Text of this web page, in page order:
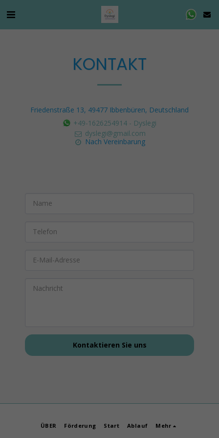
KONTAKT
Friedenstraße 13, 49477 Ibbenbüren, Deutschland
+49-1626254914- Dyslegi
dyslegi@gmail.com
Nach Vereinbarung
Kontaktieren Sie uns
ÜBER Förderung Start Ablauf Mehr